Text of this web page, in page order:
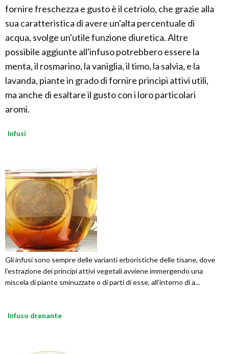
fornire freschezza e gusto è il cetriolo, che grazie alla
sua caratteristica di avere un'alta percentuale di
acqua, svolge un'utile funzione diuretica. Altre
possibile aggiunte all'infuso potrebbero essere la
menta, il rosmarino, la vaniglia, il timo, la salvia, e la
lavanda, piante in grado di fornire principi attivi utili,
ma anche di esaltare il gusto con i loro particolari
aromi.
Infusi
Gli infusi sono sempre delle varianti erboristiche delle tisane, dove
l’estrazione dei principi attivi vegetali avviene immergendo una
miscela di piante sminuzzate o di parti di esse, all’interno di a...
Infuso drenante